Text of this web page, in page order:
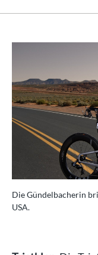
Die Gündelbacherin
USA.